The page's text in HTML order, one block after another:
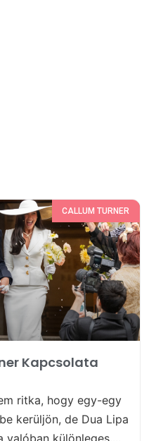
CALLUM TURNER
Kapcsolata
ritka, hogy egy-egy
kerüljön, de Dua Lipa